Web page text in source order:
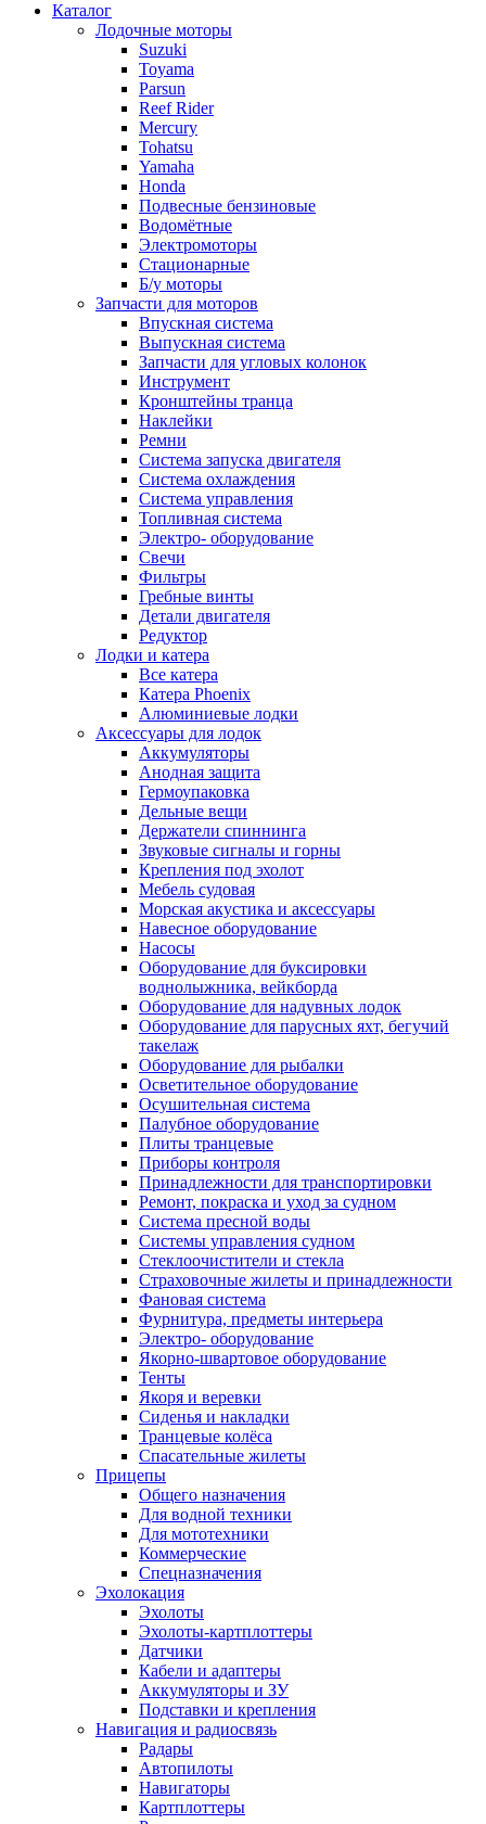
Каталог
Лодочные моторы
Suzuki
Toyama
Parsun
Reef Rider
Mercury
Tohatsu
Yamaha
Honda
Подвесные бензиновые
Водомётные
Электромоторы
Стационарные
Б/у моторы
Запчасти для моторов
Впускная система
Выпускная система
Запчасти для угловых колонок
Инструмент
Кронштейны транца
Наклейки
Ремни
Система запуска двигателя
Система охлаждения
Система управления
Топливная система
Электро- оборудование
Свечи
Фильтры
Гребные винты
Детали двигателя
Редуктор
Лодки и катера
Все катера
Катера Phoenix
Алюминиевые лодки
Аксессуары для лодок
Аккумуляторы
Анодная защита
Гермоупаковка
Дельные вещи
Держатели спиннинга
Звуковые сигналы и горны
Крепления под эхолот
Мебель судовая
Морская акустика и аксессуары
Навесное оборудование
Насосы
Оборудование для буксировки
воднолыжника, вейкборда
Оборудование для надувных лодок
Оборудование для парусных яхт, бегучий
такелаж
Оборудование для рыбалки
Осветительное оборудование
Осушительная система
Палубное оборудование
Плиты транцевые
Приборы контроля
Принадлежности для транспортировки
Ремонт, покраска и уход за судном
Система пресной воды
Системы управления судном
Стеклоочистители и стекла
Страховочные жилеты и принадлежности
Фановая система
Фурнитура, предметы интерьера
Электро- оборудование
Якорно-швартовое оборудование
Тенты
Якоря и веревки
Сиденья и накладки
Транцевые колёса
Спасательные жилеты
Прицепы
Общего назначения
Для водной техники
Для мототехники
Коммерческие
Спецназначения
Эхолокация
Эхолоты
Эхолоты-картплоттеры
Датчики
Кабели и адаптеры
Аккумуляторы и ЗУ
Подставки и крепления
Навигация и радиосвязь
Радары
Автопилоты
Навигаторы
Картплоттеры